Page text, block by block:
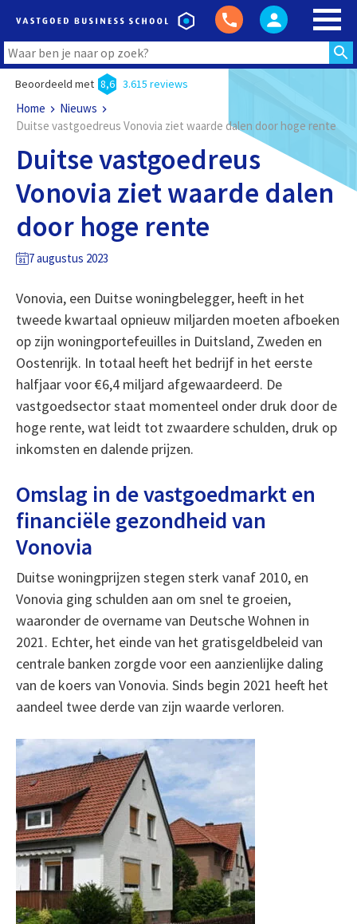
Beoordeeld met 8,6 3.615 reviews
Home
Nieuws
Duitse vastgoedreus Vonovia ziet waarde dalen door hoge rente
Duitse vastgoedreus
Vonovia ziet waarde dalen
door hoge rente
7 augustus 2023
Vonovia, een Duitse woningbelegger, heeft in het
tweede kwartaal opnieuw miljarden moeten afboeken
op zijn woningportefeuilles in Duitsland, Zweden en
Oostenrijk. In totaal heeft het bedrijf in het eerste
halfjaar voor €6,4 miljard afgewaardeerd. De
vastgoedsector staat momenteel onder druk door de
hoge rente, wat leidt tot zwaardere schulden, druk op
inkomsten en dalende prijzen.
Omslag in de vastgoedmarkt en
financiële gezondheid van
Vonovia
Duitse woningprijzen stegen sterk vanaf 2010, en
Vonovia ging schulden aan om snel te groeien,
waaronder de overname van Deutsche Wohnen in
2021. Echter, het einde van het gratisgeldbeleid van
centrale banken zorgde voor een aanzienlijke daling
van de koers van Vonovia. Sinds begin 2021 heeft het
aandeel twee derde van zijn waarde verloren.